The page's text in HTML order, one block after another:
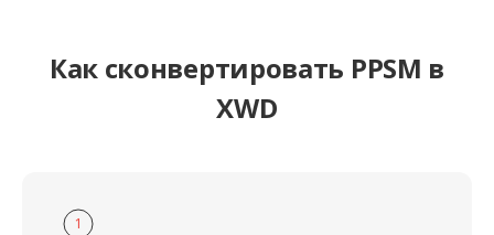
Как сконвертировать PPSM в
XWD
1